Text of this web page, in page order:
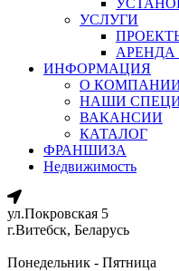
УСЛУГИ
ИНФОРМАЦИЯ
О
НАШИ
ВАКАНСИИ
КАТАЛОГ
ФРАНШИЗА
Недвижимость
ул.Покровская 5
г.Витебск, Беларусь
Понедельник - Пятница